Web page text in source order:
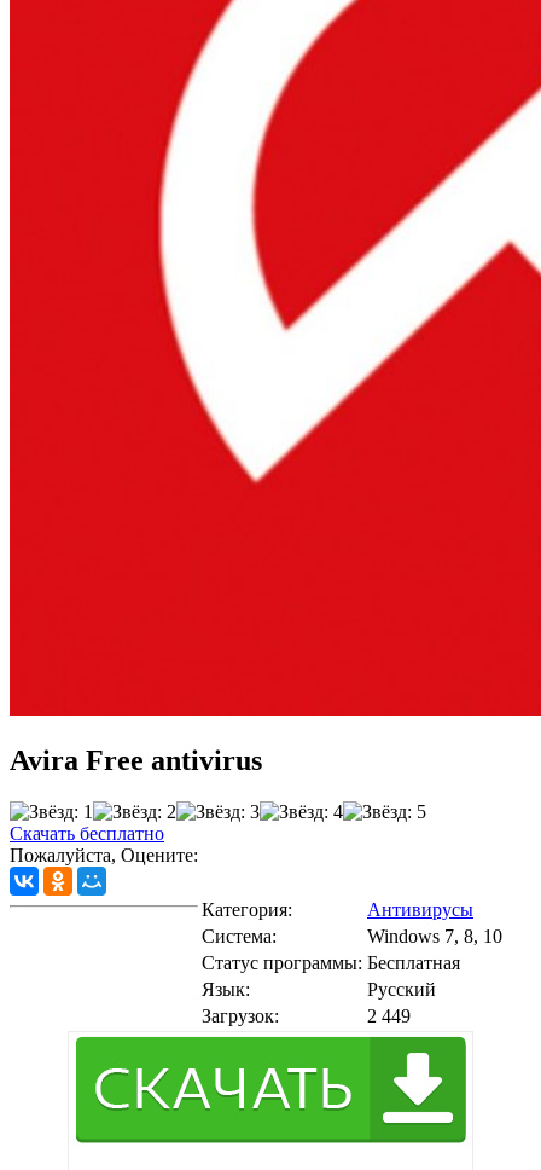
Avira Free antivirus
Скачать бесплатно
Пожалуйста, Оцените:
Категория:
Антивирусы
Система:
Windows 7, 8, 10
Статус программы: Бесплатная
Язык:
Русский
Загрузок:
2 449